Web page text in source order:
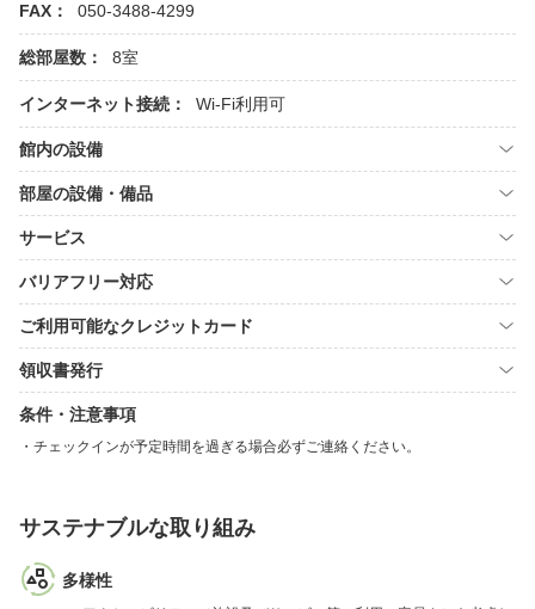
FAX：
050-3488-4299
総部屋数： 8室
インターネット接続： Wi-Fi利用可
館内の設備
部屋の設備・備品
サービス
バリアフリー対応
ご利用可能なクレジットカード
領収書発行
条件・注意事項
チェックインが予定時間を過ぎる場合必ずご連絡ください。
サステナブルな取り組み
多様性